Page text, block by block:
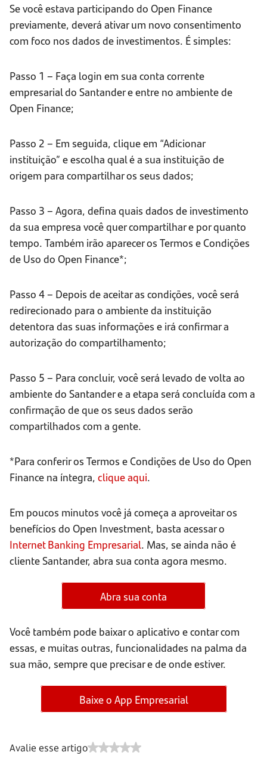
Se você estava participando do Open Finance
previamente, deverá ativar um novo consentimento
com foco nos dados de investimentos. É simples:
Passo 1 – Faça login em sua conta corrente
empresarial do Santander e entre no ambiente de
Open Finance;
Passo 2 – Em seguida, clique em “Adicionar
instituição” e escolha qual é a sua instituição de
origem para compartilhar os seus dados;
Passo 3 – Agora, defina quais dados de investimento
da sua empresa você quer compartilhar e por quanto
tempo. Também irão aparecer os Termos e Condições
de Uso do Open Finance*;
Passo 4 – Depois de aceitar as condições, você será
redirecionado para o ambiente da instituição
detentora das suas informações e irá confirmar a
autorização do compartilhamento;
Passo 5 – Para concluir, você será levado de volta ao
ambiente do Santander e a etapa será concluída com a
confirmação de que os seus dados serão
compartilhados com a gente.
*Para conferir os Termos e Condições de Uso do Open
Finance na íntegra, clique aqui.
Em poucos minutos você já começa a aproveitar os
benefícios do Open Investment, basta acessar o
Internet Banking Empresarial. Mas, se ainda não é
cliente Santander, abra sua conta agora mesmo.
Abra sua conta
Você também pode baixar o aplicativo e contar com
essas, e muitas outras, funcionalidades na palma da
sua mão, sempre que precisar e de onde estiver.
Baixe o App Empresarial
Avalie esse artigo